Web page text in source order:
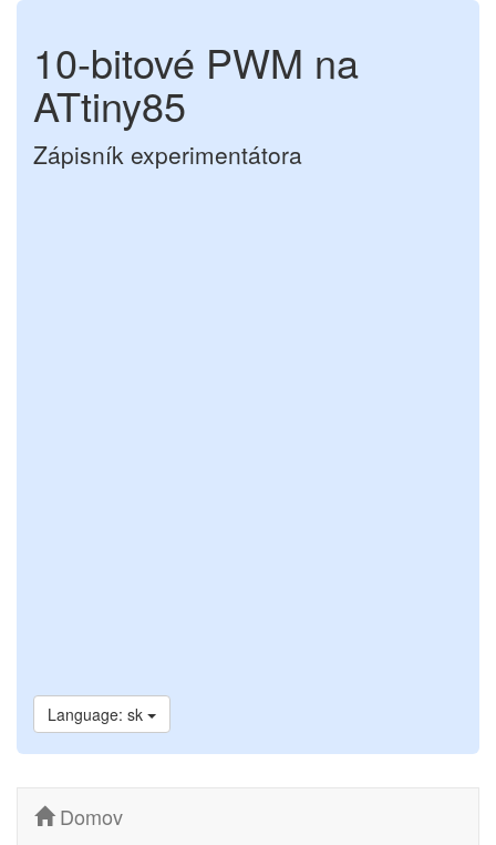
10-bitové PWM na
ATtiny85
Zápisník experimentátora
Language: sk
Domov